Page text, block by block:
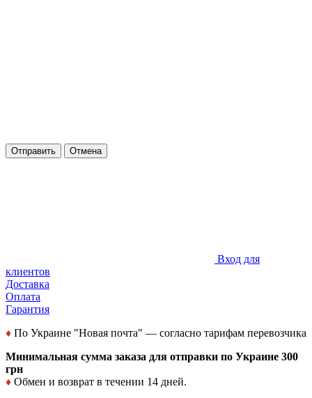
Отправить Отмена
Вход для
клиентов
Доставка
Оплата
Гарантия
♦ По Украине "Новая почта" — согласно тарифам перевозчика
Минимальная сумма заказа для отправки по Украине 300
грн
♦ Обмен и возврат в течении 14 дней.